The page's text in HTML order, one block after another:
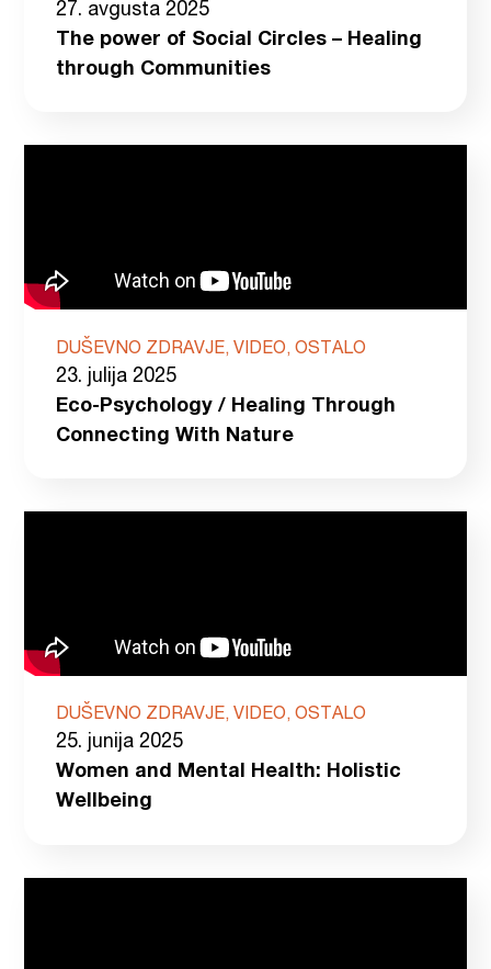
27. avgusta 2025
The power of Social Circles – Healing
through Communities
DUŠEVNO ZDRAVJE, VIDEO, OSTALO
23. julija 2025
Eco-Psychology / Healing Through
Connecting With Nature
DUŠEVNO ZDRAVJE, VIDEO, OSTALO
25. junija 2025
Women and Mental Health: Holistic
Wellbeing